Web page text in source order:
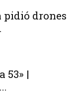
pidió drones
53» |